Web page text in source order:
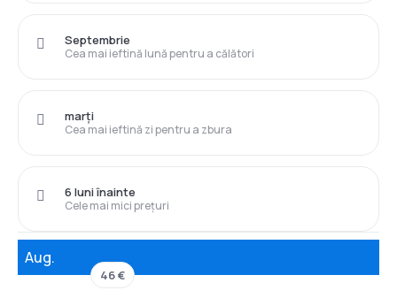
Cea mai ieftină lună pentru a călători
Septembrie
Cea mai ieftină zi pentru a zbura
marți
Cele mai mici prețuri
6 luni înainte
Aug.
46 €